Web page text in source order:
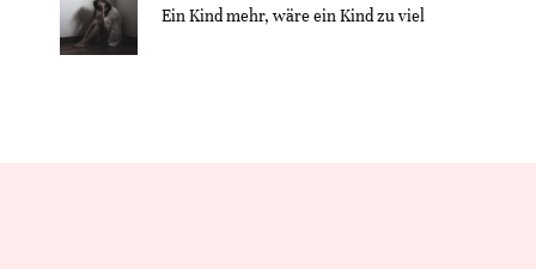
Ein Kind mehr, wäre ein Kind zu viel